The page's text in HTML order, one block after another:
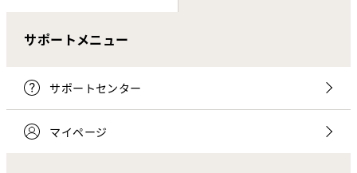
サポートメニュー
サポートセンター
マイページ